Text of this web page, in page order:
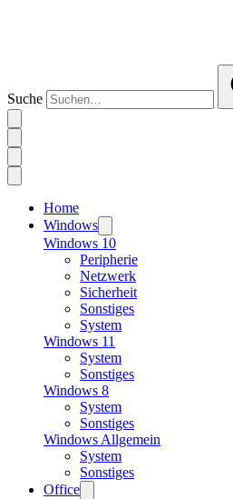
Suche
Home
Windows
Windows 10
Peripherie
Netzwerk
Sicherheit
Sonstiges
System
Windows 11
System
Sonstiges
Windows 8
System
Sonstiges
Windows Allgemein
System
Sonstiges
Office